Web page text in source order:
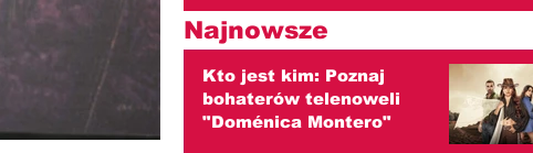
Najnowsze
Kto jest kim: Poznaj
bohaterów telenoweli
"Doménica Montero"